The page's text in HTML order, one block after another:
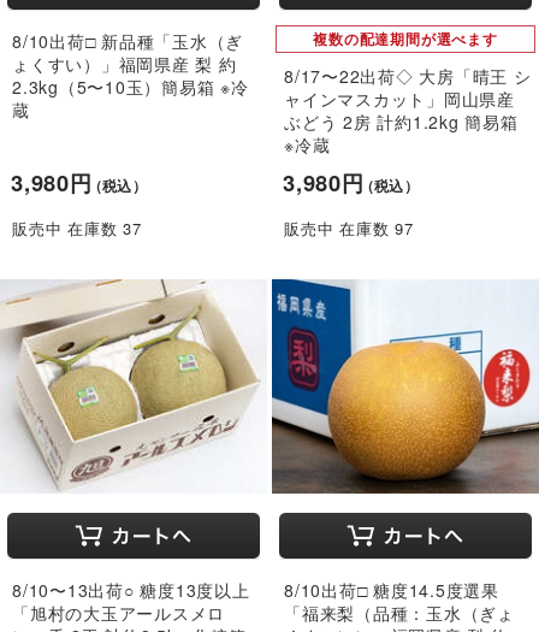
8/10出荷□ 新品種「玉水（ぎ
ょくすい）」福岡県産 梨 約
2.3kg（5〜10玉）簡易箱 ※冷
蔵
3,980円（税込）
販売中 在庫数 37
複数の配達期間が選べます
8/17〜22出荷◇ 大房「晴王 シ
ャインマスカット」岡山県産
ぶどう 2房 計約1.2kg 簡易箱
※冷蔵
3,980円（税込）
販売中 在庫数 97
8/10〜13出荷○ 糖度13度以上
「旭村の大玉アールスメロ
8/10出荷□ 糖度14.5度選果
「福来梨（品種：玉水（ぎょ